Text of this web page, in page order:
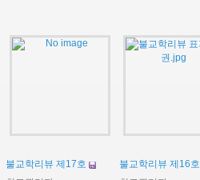
불교학리뷰 제17호
불교학리뷰 제16호